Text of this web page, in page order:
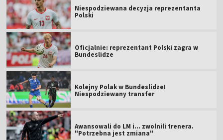
Niespodziewana decyzja reprezentanta
Polski
Oficjalnie: reprezentant Polski zagra w
Bundeslidze
Kolejny Polak w Bundeslidze!
Niespodziewany transfer
Awansowali do LM i... zwolnili trenera.
"Potrzebna jest zmiana"